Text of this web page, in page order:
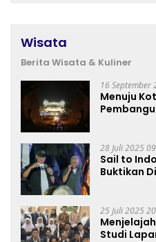
Wisata
Berita Wisata & Kuliner
16 September
Menuju
28 Juli 2025
Sail to
Buktikan
25 Juli 2025
Studi